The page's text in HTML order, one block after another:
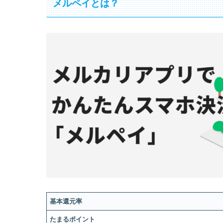
メルペイとは？
基本還元率
たまるポイント